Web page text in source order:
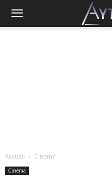
Accueil Cinéma
Cinéma